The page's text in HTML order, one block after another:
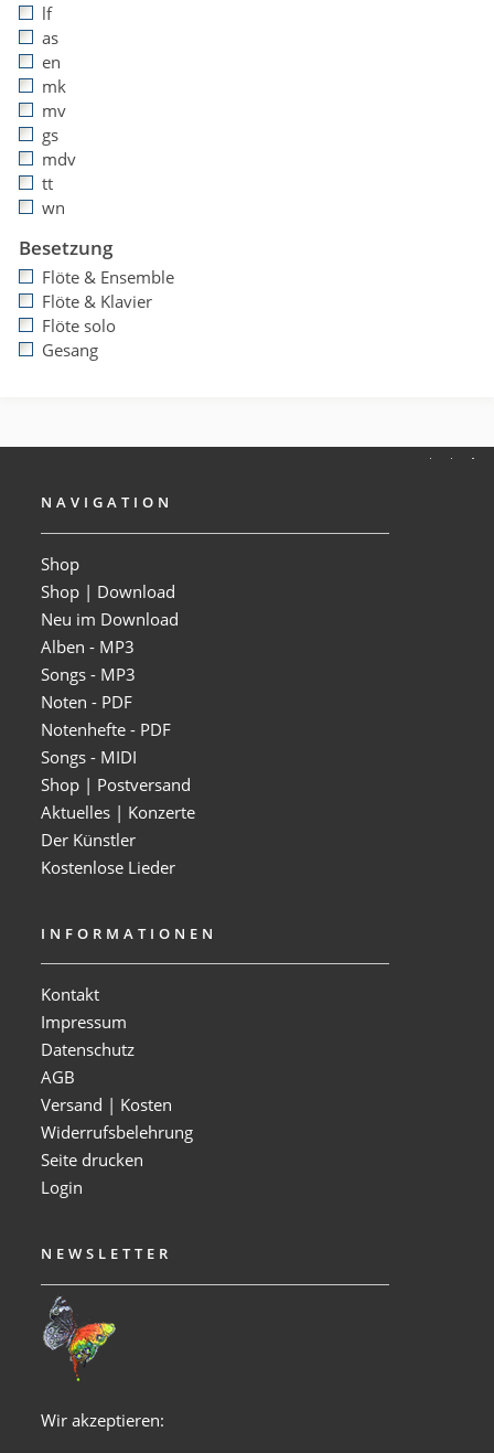
lf
as
en
mk
mv
gs
mdv
tt
wn
Besetzung
Flöte & Ensemble
Flöte & Klavier
Flöte solo
Gesang
NAVIGATION
Shop
Shop | Download
Neu im Download
Alben - MP3
Songs - MP3
Noten - PDF
Notenhefte - PDF
Songs - MIDI
Shop | Postversand
Aktuelles | Konzerte
Der Künstler
Kostenlose Lieder
INFORMATIONEN
Kontakt
Impressum
Datenschutz
AGB
Versand | Kosten
Widerrufsbelehrung
Seite drucken
Login
NEWSLETTER
Wir akzeptieren: